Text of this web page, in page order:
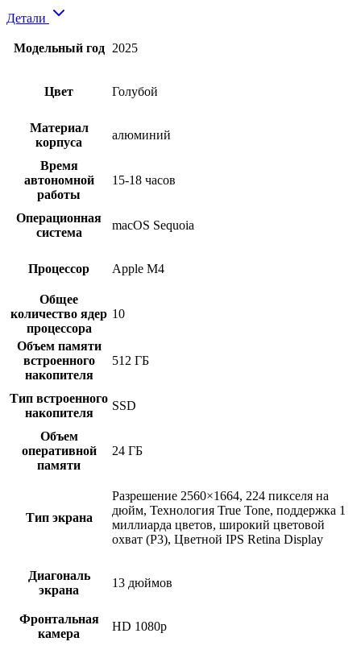
Детали
Модельный год 2025
Цвет Голубой
Материал
корпуса
алюминий
Время
автономной
работы
15-18 часов
Операционная
система
macOS Sequoia
Процессор Apple M4
Общее
количество ядер
процессора
10
Объем памяти
встроенного
накопителя
512 ГБ
Тип встроенного
накопителя
SSD
Объем
оперативной
памяти
24 ГБ
Тип экрана
Разрешение 2560×1664, 224 пикселя на
дюйм, Технология True Tone, поддержка 1
миллиарда цветов, широкий цветовой
охват (P3), Цветной IPS Retina Display
Диагональ
экрана
13 дюймов
Фронтальная
камера
HD 1080p